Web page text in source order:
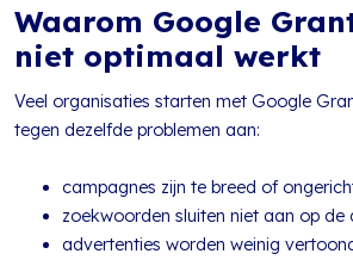
Waarom Google
niet optimaal werkt
Veel organisaties starten met Google
tegen dezelfde problemen aan:
campagnes zijn te breed of
zoekwoorden sluiten niet aan op de
advertenties worden weinig